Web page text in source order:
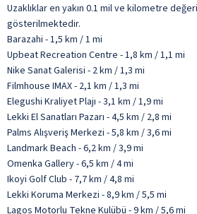
Uzaklıklar en yakın 0.1 mil ve kilometre
gösterilmektedir.
Barazahi - 1,5 km / 1 mi
Upbeat Recreation Centre - 1,8 km / 1,1 mi
Nike Sanat Galerisi - 2 km / 1,3 mi
Filmhouse IMAX - 2,1 km / 1,3 mi
Elegushi Kraliyet Plajı - 3,1 km / 1,9 mi
Lekki El Sanatları Pazarı - 4,5 km / 2,8 mi
Palms Alışveriş Merkezi - 5,8 km / 3,6 mi
Landmark Beach - 6,2 km / 3,9 mi
Omenka Gallery - 6,5 km / 4 mi
Ikoyi Golf Club - 7,7 km / 4,8 mi
Lekki Koruma Merkezi - 8,9 km / 5,5 mi
Lagos Motorlu Tekne Kulübü - 9 km / 5,6 mi